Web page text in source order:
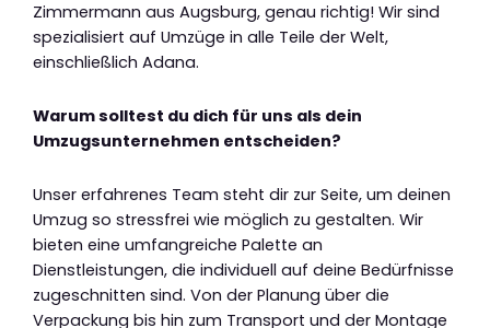
Zimmermann aus Augsburg, genau richtig! Wir sind
spezialisiert auf Umzüge in alle Teile der Welt,
einschließlich Adana.
Warum solltest du dich für uns als dein
Umzugsunternehmen entscheiden?
Unser erfahrenes Team steht dir zur Seite, um deinen
Umzug so stressfrei wie möglich zu gestalten. Wir
bieten eine umfangreiche Palette an
Dienstleistungen, die individuell auf deine Bedürfnisse
zugeschnitten sind. Von der Planung über die
Verpackung bis hin zum Transport und der Montage